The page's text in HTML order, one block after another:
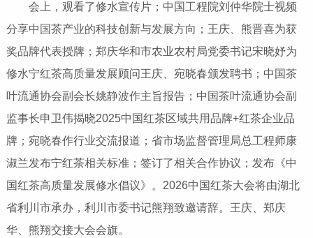
会上，观看了修水宣传片；中国工程院刘仲华院士视频
分享中国茶产业的科技创新与发展方向；王庆、熊晋喜为获
奖品牌代表授牌；郑庆华和市农业农村局党委书记宋晓妤为
修水宁红茶高质量发展顾问王庆、宛晓春颁发聘书；中国茶
叶流通协会副会长姚静波作主旨报告；中国茶叶流通协会副
监事长申卫伟揭晓2025中国红茶区域共用品牌+红茶企业品
牌；宛晓春作行业交流报道；省市场监督管理局总工程师康
淑兰发布宁红茶相关标准；签订了相关合作协议；发布《中
国红茶高质量发展修水倡议》。2026中国红茶大会将由湖北
省利川市承办，利川市委书记熊翔致邀请辞。王庆、郑庆
华、熊翔交接大会会旗。